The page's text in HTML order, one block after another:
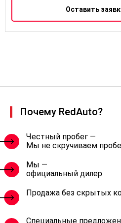
Оставить
Почему RedAuto?
Честный пробег —
Мы не скручиваем
Мы —
официальный дилер
Продажа без скрытых
Специальные